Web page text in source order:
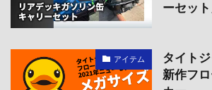
ーセット
アイテム
タイト
新作フ